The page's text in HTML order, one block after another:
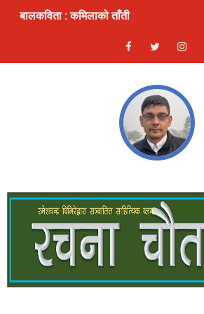
बालकविता : कमिलाको ताँती
लघुकथाः कुकुरदेखि सावधान
देखावटी माया : लघुकथा
लघुकथाः चैनको जिन्दगी